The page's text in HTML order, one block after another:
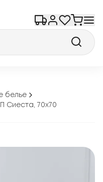
белье
Сиеста, 70x70